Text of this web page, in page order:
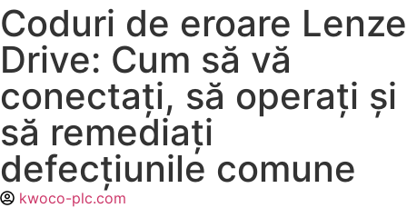
Coduri de eroare Lenze
Drive: Cum să vă
conectați, să operați și
să remediați
defecțiunile comune
kwoco-plc.com